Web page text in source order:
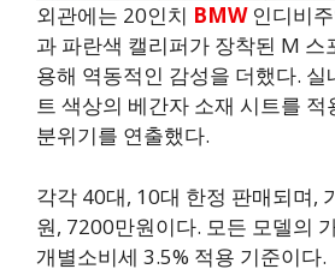
외관에는 20인치 BMW 인디비
과 파란색 캘리퍼가 장착된 M 스
용해 역동적인 감성을 더했다. 실
트 색상의 베간자 소재 시트를
분위기를 연출했다.
각각 40대, 10대 한정 판매되며,
원, 7200만원이다. 모든 모델의
개별소비세 3.5% 적용 기준이다.